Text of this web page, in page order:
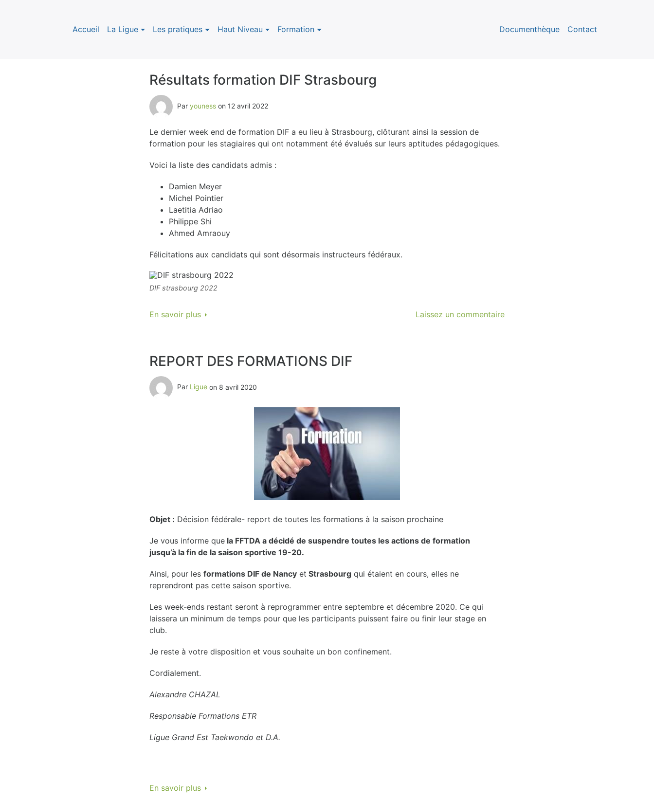
Accueil La Ligue Les pratiques Haut Niveau Formation Documenthèque Contact
Résultats formation DIF Strasbourg
Par youness on 12 avril 2022
Le dernier week end de formation DIF a eu lieu à Strasbourg, clôturant ainsi la session de
formation pour les stagiaires qui ont notamment été évalués sur leurs aptitudes pédagogiques.
Voici la liste des candidats admis :
Damien Meyer
Michel Pointier
Laetitia Adriao
Philippe Shi
Ahmed Amraouy
Félicitations aux candidats qui sont désormais instructeurs fédéraux.
DIF strasbourg 2022
En savoir plus Laissez un commentaire
REPORT DES FORMATIONS DIF
Par Ligue on 8 avril 2020
Objet : Décision fédérale- report de toutes les formations à la saison prochaine
Je vous informe que la FFTDA a décidé de suspendre toutes les actions de formation
jusqu’à la fin de la saison sportive 19-20.
Ainsi, pour les formations DIF de Nancy et Strasbourg qui étaient en cours, elles ne
reprendront pas cette saison sportive.
Les week-ends restant seront à reprogrammer entre septembre et décembre 2020. Ce qui
laissera un minimum de temps pour que les participants puissent faire ou finir leur stage en
club.
Je reste à votre disposition et vous souhaite un bon confinement.
Cordialement.
Alexandre CHAZAL
Responsable Formations ETR
Ligue Grand Est Taekwondo et D.A.
En savoir plus